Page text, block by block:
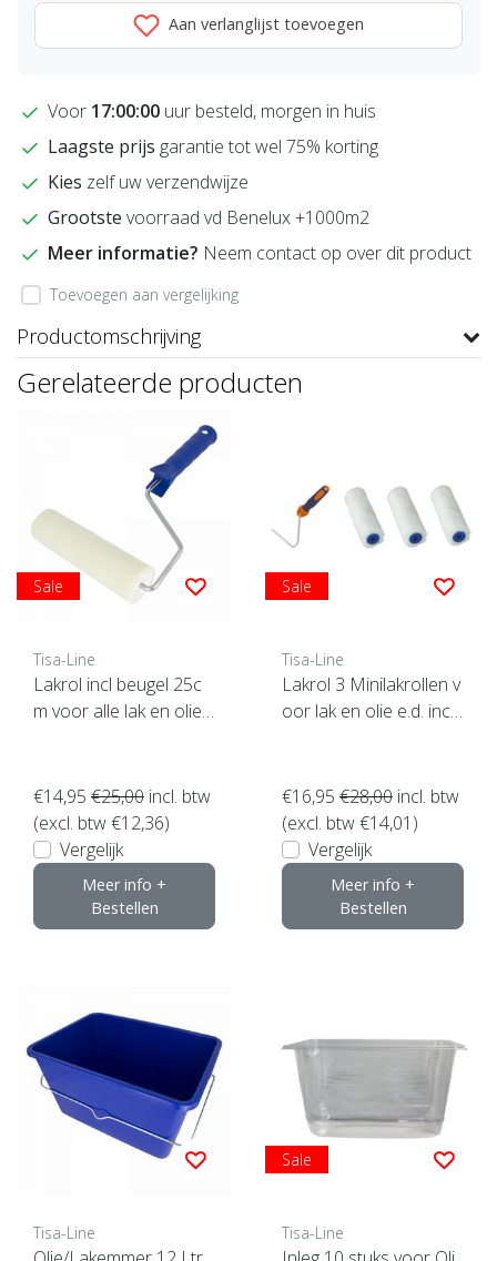
Aan verlanglijst toevoegen
Voor 17:00:00 uur besteld, morgen in huis
Laagste prijs garantie tot wel 75% korting
Kies zelf uw verzendwijze
Grootste voorraad vd Benelux +1000m2
Meer informatie? Neem contact op over dit product
Toevoegen aan vergelijking
Productomschrijving
Gerelateerde producten
Sale
Tisa-Line
Lakrol incl beugel 25c
m voor alle lak en olie
€14,95 €25,00 incl. btw
(excl. btw €12,36)
Vergelijk
Meer info +
Bestellen
Sale
Tisa-Line
Lakrol 3 Minilakrollen v
oor lak en olie e.d. incl
€16,95 €28,00 incl. btw
(excl. btw €14,01)
Vergelijk
Meer info +
Bestellen
Tisa-Line
Sale
Tisa-Line